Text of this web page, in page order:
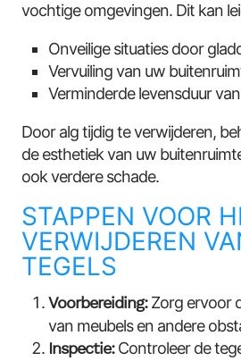
vochtige omgevingen. Dit kan
Onveilige situaties door
Vervuiling van uw
Verminderde levensduur
Door alg tijdig te verwijderen,
de esthetiek van uw
ook verdere schade.
STAPPEN VOOR
VERWIJDEREN
TEGELS
Voorbereiding:Zorg ervoor
van meubels en andere
Inspectie:Controleer de